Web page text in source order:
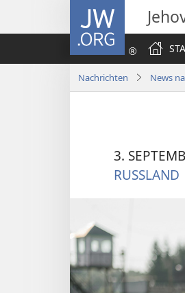
JW.ORG
Nachrichten News
3.
RUSSLAND